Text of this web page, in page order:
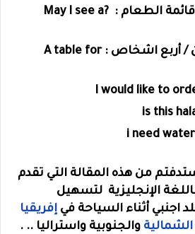
هل يمكنني رؤية قائمة الطعام : ?May I see a
طاولة لشخصين / أربع اشخاص : A table for
من هذه المقالة التي تقدم
الإنجليزية لتسهيل
اجنبي أثناء السياحة في إفريقيا
الشمالية والجنوبية واستراليا .. .